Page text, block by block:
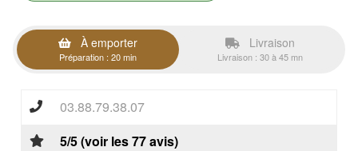
À emporter
Préparation : 20 min
Livraison
Livraison : 30 à 45 mn
03.88.79.38.07
5/5 (voir les 77 avis)